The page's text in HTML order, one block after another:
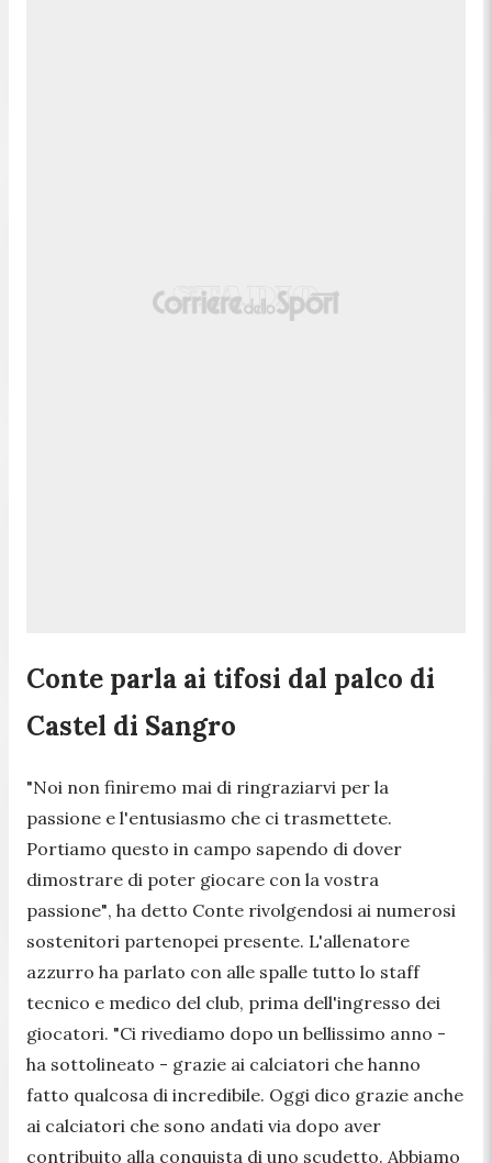
Conte parla ai tifosi dal palco di
Castel di Sangro
"Noi non finiremo mai di ringraziarvi per la
passione e l'entusiasmo che ci trasmettete.
Portiamo questo in campo sapendo di dover
dimostrare di poter giocare con la vostra
passione", ha detto Conte rivolgendosi ai numerosi
sostenitori partenopei presente. L'allenatore
azzurro ha parlato con alle spalle tutto lo staff
tecnico e medico del club, prima dell'ingresso dei
giocatori. "Ci rivediamo dopo un bellissimo anno -
ha sottolineato - grazie ai calciatori che hanno
fatto qualcosa di incredibile. Oggi dico grazie anche
ai calciatori che sono andati via dopo aver
contribuito alla conquista di uno scudetto. Abbiamo